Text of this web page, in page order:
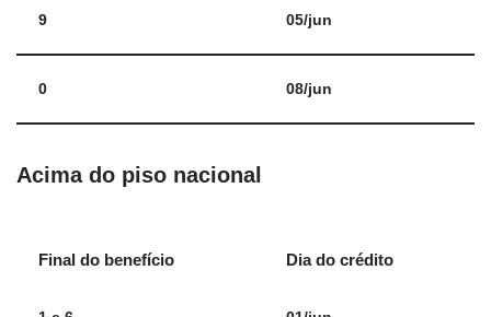
9 05/jun
0 08/jun
Acima do piso nacional
Final do benefício Dia do crédito